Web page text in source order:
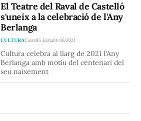
El Teatre del Raval de Castelló
s'uneix a la celebració de l'Any
Berlanga
CULTURACastelló Extra01/06/2021
Cultura celebra al llarg de 2021 l'Any
Berlanga amb motiu del centenari del
seu naixement